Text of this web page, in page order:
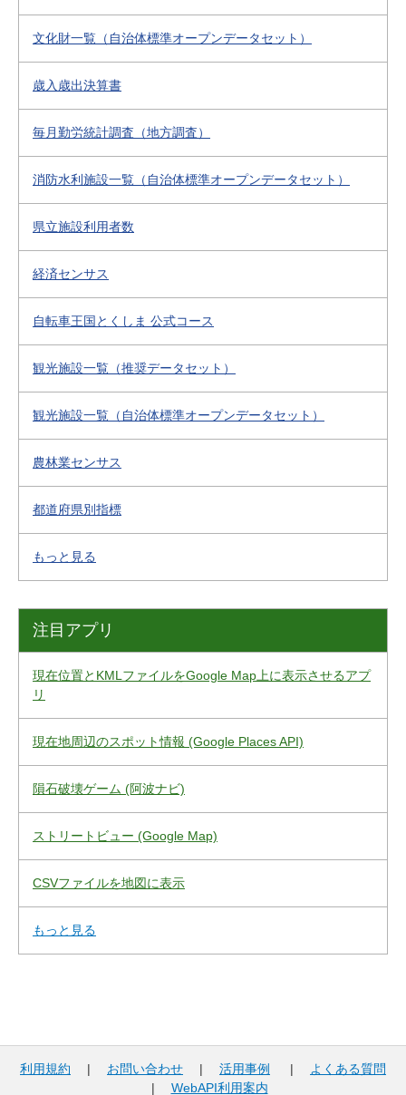
文化財一覧（自治体標準オープンデータセット）
歳入歳出決算書
毎月勤労統計調査（地方調査）
消防水利施設一覧（自治体標準オープンデータセット）
県立施設利用者数
経済センサス
自転車王国とくしま 公式コース
観光施設一覧（推奨データセット）
観光施設一覧（自治体標準オープンデータセット）
農林業センサス
都道府県別指標
もっと見る
注目アプリ
現在位置とKMLファイルをGoogle Map上に表示させるアプ
リ
現在地周辺のスポット情報 (Google Places API)
隕石破壊ゲーム (阿波ナビ)
ストリートビュー (Google Map)
CSVファイルを地図に表示
もっと見る
利用規約 | お問い合わせ | 活用事例 |
よくある質問
| WebAPI利用案内